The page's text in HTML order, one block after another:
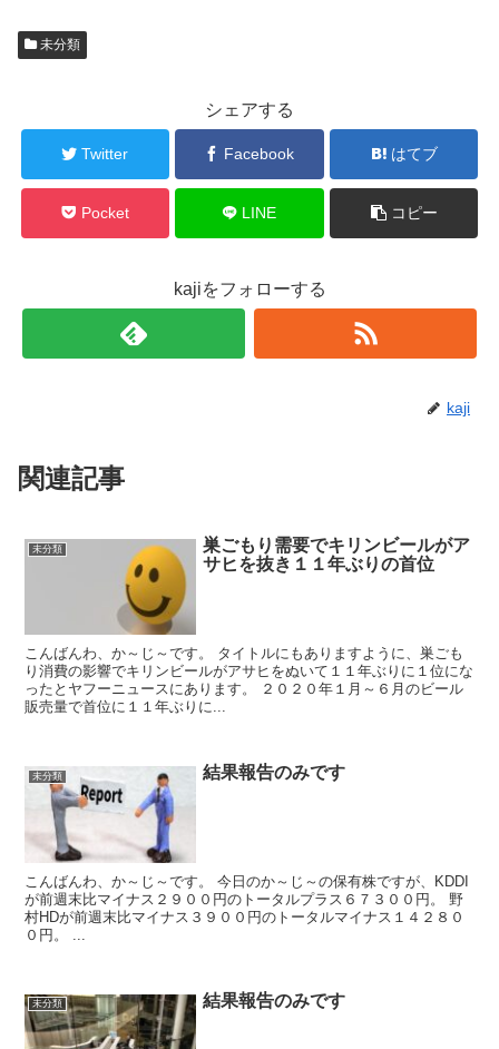
未分類
シェアする
Twitter Facebook はてブ
Pocket LINE コピー
kajiをフォローする
kaji
関連記事
未分類
巣ごもり需要でキリンビールがア
サヒを抜き１１年ぶりの首位
こんばんわ、か～じ～です。 タイトルにもありますように、巣ごも
り消費の影響でキリンビールがアサヒをぬいて１１年ぶりに１位にな
ったとヤフーニュースにあります。 ２０２０年１月～６月のビール
販売量で首位に１１年ぶりに...
未分類 結果報告のみです
こんばんわ、か～じ～です。 今日のか～じ～の保有株ですが、KDDI
が前週末比マイナス２９００円のトータルプラス６７３００円。 野
村HDが前週末比マイナス３９００円のトータルマイナス１４２８０
０円。 ...
未分類 結果報告のみです